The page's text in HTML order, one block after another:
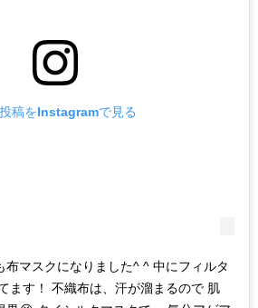
稿をInstagramで見る
布マスクになりました^ ^ 中にフィルタ
ます！ 不織布は、汗が溜まるので 肌